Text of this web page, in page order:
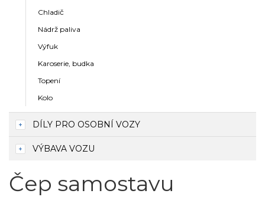
Chladič
Nádrž paliva
Výfuk
Karoserie, budka
Topení
Kolo
DÍLY PRO OSOBNÍ VOZY
VÝBAVA VOZU
Čep samostavu